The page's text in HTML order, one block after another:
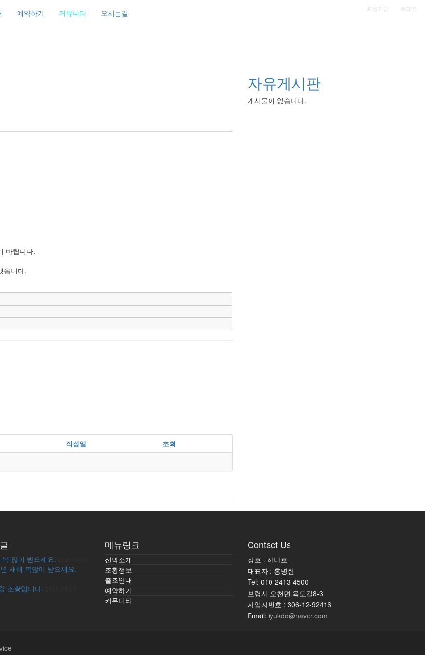
회원가입 로그인
예약하기 커뮤니티 오시는길
바랍니다.
읍니다.
작성일
조회
자유게시판
게시물이 없습니다.
많이 받으세요.
새해 복많이 받으세요.
조황입니다.
메뉴링크
선박소개
조황정보
출조안내
예약하기
커뮤니티
Contact Us
상호 : 하나호
대표자 : 홍병란
Tel: 010-2413-4500
보령시 오천면 육도길8-3
사업자번호 : 306-12-92416
Email: iyukdo@naver.com